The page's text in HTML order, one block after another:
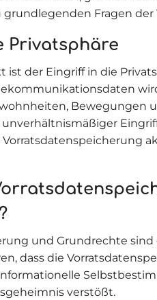
grundlegenden Fragen
Privatsphäre
der Eingriff in die
Bewegungen
unverhältnismäßiger
und Grundrechte
dass die
verstößt.